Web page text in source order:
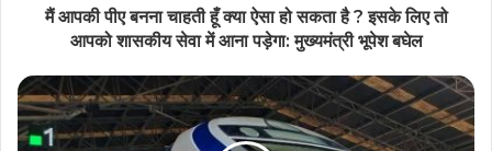
मैं आपकी पीए बनना चाहती हूँ क्या ऐसा हो सकता है ? इसके लिए तो
आपको शासकीय सेवा में आना पड़ेगा: मुख्यमंत्री भूपेश बघेल